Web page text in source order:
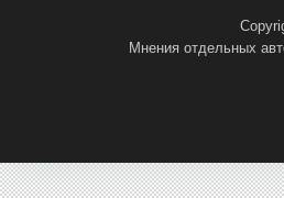
Мнения отдельных